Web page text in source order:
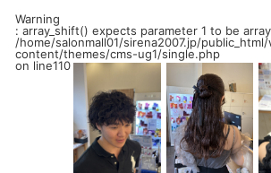
Warning
: array_shift() expects parameter 1 to be
/home/salonmall01/sirena2007.jp/
content/themes/cms-ug1/single.php
on line110